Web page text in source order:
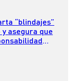
“blindajes”
asegura que